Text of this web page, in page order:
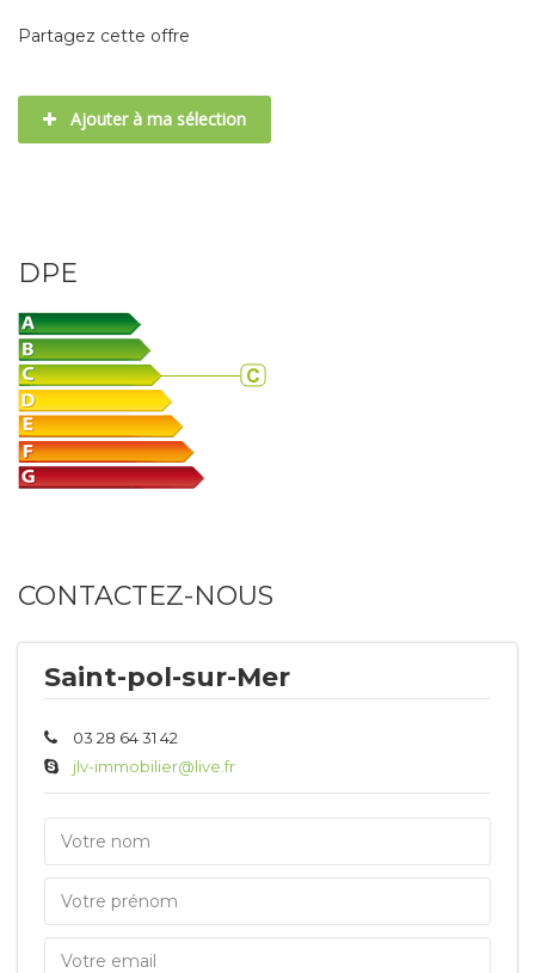
Partagez cette offre
Ajouter à ma sélection
DPE
CONTACTEZ-NOUS
Saint-pol-sur-Mer
03 28 64 31 42
jlv-immobilier@live.fr